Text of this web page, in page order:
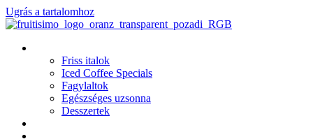
Ugrás a tartalomhoz
Friss italok
Iced Coffee Specials
Fagylaltok
Egészséges uzsonna
Desszertek